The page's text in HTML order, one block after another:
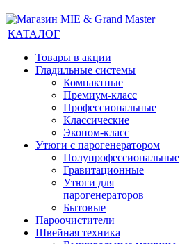
КАТАЛОГ
Товары в акции
Гладильные системы
Компактные
Премиум-класс
Профессиональные
Классические
Эконом-класс
Утюги с парогенератором
Полупрофессиональные
Гравитационные
Утюги для
парогенераторов
Бытовые
Пароочистители
Швейная техника